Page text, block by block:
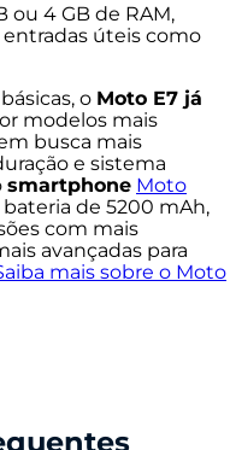
ou 4 GB de RAM,
úteis como
o Moto E7 já
modelos mais
busca mais
e sistema
smartphone Moto
de 5200 mAh,
com mais
avançadas para
mais sobre o Moto